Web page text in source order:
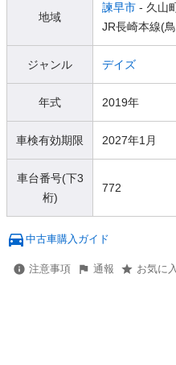
地域
諫早市 - 久山
JR長崎本線(
ジャンル デイズ
年式 2019年
車検有効期限 2027年1月
車台番号(下3
桁)
772
中古車購入ガイド
注意事項 通報 お気に